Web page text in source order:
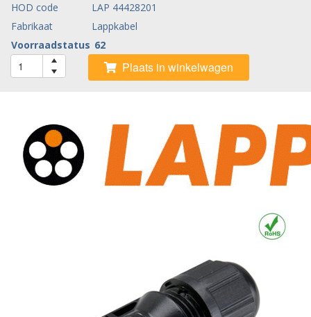
HOD code
LAP 44428201
Fabrikaat
Lappkabel
Voorraadstatus 62
Plaats in winkelwagen